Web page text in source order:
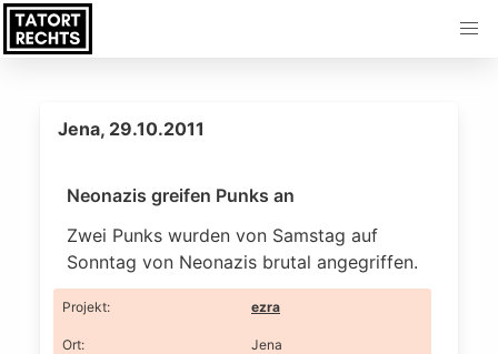
Jena, 29.10.2011
Neonazis greifen Punks an
Zwei Punks wurden von Samstag auf
Sonntag von Neonazis brutal angegriffen.
Projekt: ezra
Ort: Jena